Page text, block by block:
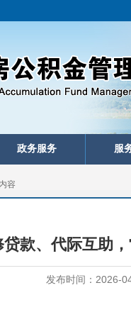
政务服务 服
容
贷款、代际互助
发布时间：2026-